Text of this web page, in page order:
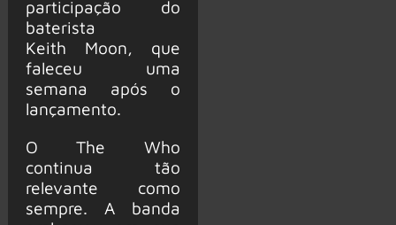
participação do
baterista
Keith Moon, que
faleceu uma
semana após o
lançamento.
O The Who
continua tão
relevante como
sempre. A banda